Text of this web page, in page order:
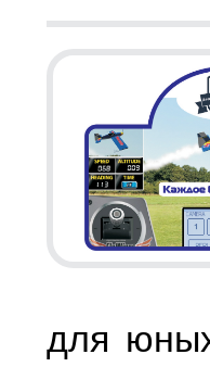
для